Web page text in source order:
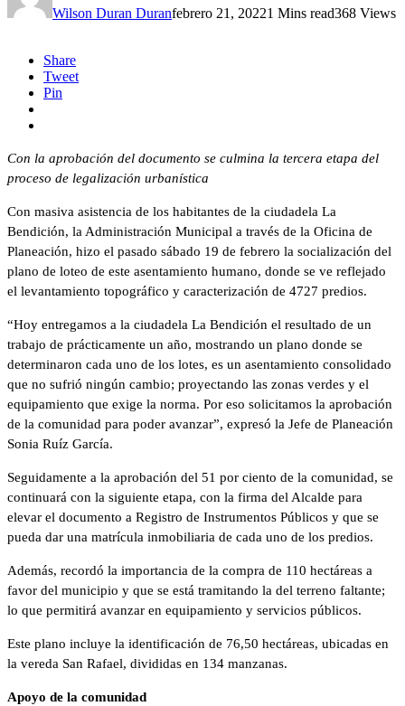
Wilson Duran Duranfebrero 21, 20221 Mins read368 Views
Share
Tweet
Pin
Con la aprobación del documento se culmina la tercera etapa del
proceso de legalización urbanística
Con masiva asistencia de los habitantes de la ciudadela La
Bendición, la Administración Municipal a través de la Oficina de
Planeación, hizo el pasado sábado 19 de febrero la socialización del
plano de loteo de este asentamiento humano, donde se ve reflejado
el levantamiento topográfico y caracterización de 4727 predios.
“Hoy entregamos a la ciudadela La Bendición el resultado de un
trabajo de prácticamente un año, mostrando un plano donde se
determinaron cada uno de los lotes, es un asentamiento consolidado
que no sufrió ningún cambio; proyectando las zonas verdes y el
equipamiento que exige la norma. Por eso solicitamos la aprobación
de la comunidad para poder avanzar”, expresó la Jefe de Planeación
Sonia Ruíz García.
Seguidamente a la aprobación del 51 por ciento de la comunidad, se
continuará con la siguiente etapa, con la firma del Alcalde para
elevar el documento a Registro de Instrumentos Públicos y que se
pueda dar una matrícula inmobiliaria de cada uno de los predios.
Además, recordó la importancia de la compra de 110 hectáreas a
favor del municipio y que se está tramitando la del terreno faltante;
lo que permitirá avanzar en equipamiento y servicios públicos.
Este plano incluye la identificación de 76,50 hectáreas, ubicadas en
la vereda San Rafael, divididas en 134 manzanas.
Apoyo de la comunidad